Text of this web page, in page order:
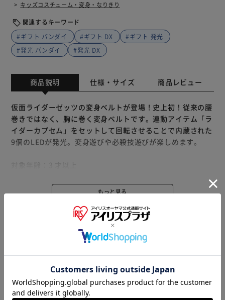
キッズコスチューム・変身・なりきり
関連するキーワード
#ギフト バンダイ
#ギフト DX
#ギフト 発光
#発光 バンダイ
#発光 DX
商品説明 仕様・サイズ 商品レビュー
仮面ライダーゼッツの変身ベルトが登場！史上初！従来の腰
巻きではなく、胸に巻く変身ベルトです。連動アイテム「ラ
イダーカプセム」をセットして回転させることで内蔵された
9個のLEDが発光。変身遊びや必殺技遊びが楽しめます。
（C）2025 石森プロ・テレビ朝日・ADK EM・東映
もっと見る
※製品は予告なく仕様を変更する場合がございます。あらか
じめご了承ください。
までお時間を頂く場合がございます。
また、商品がメーカーにて完売となっていた場合、キャンセ
ル又は注文内容の変更をお願いいたしております。